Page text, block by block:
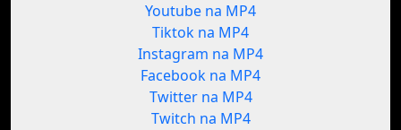
Youtube na MP4
Tiktok na MP4
Instagram na MP4
Facebook na MP4
Twitter na MP4
Twitch na MP4